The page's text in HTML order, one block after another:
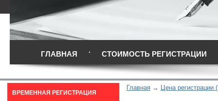
ГЛАВНАЯ СТОИМОСТЬ РЕГИСТРАЦИИ
Главная Цена регистрации
ВРЕМЕННАЯ РЕГИСТРАЦИЯ